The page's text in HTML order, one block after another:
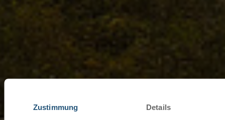
Zustimmung Details